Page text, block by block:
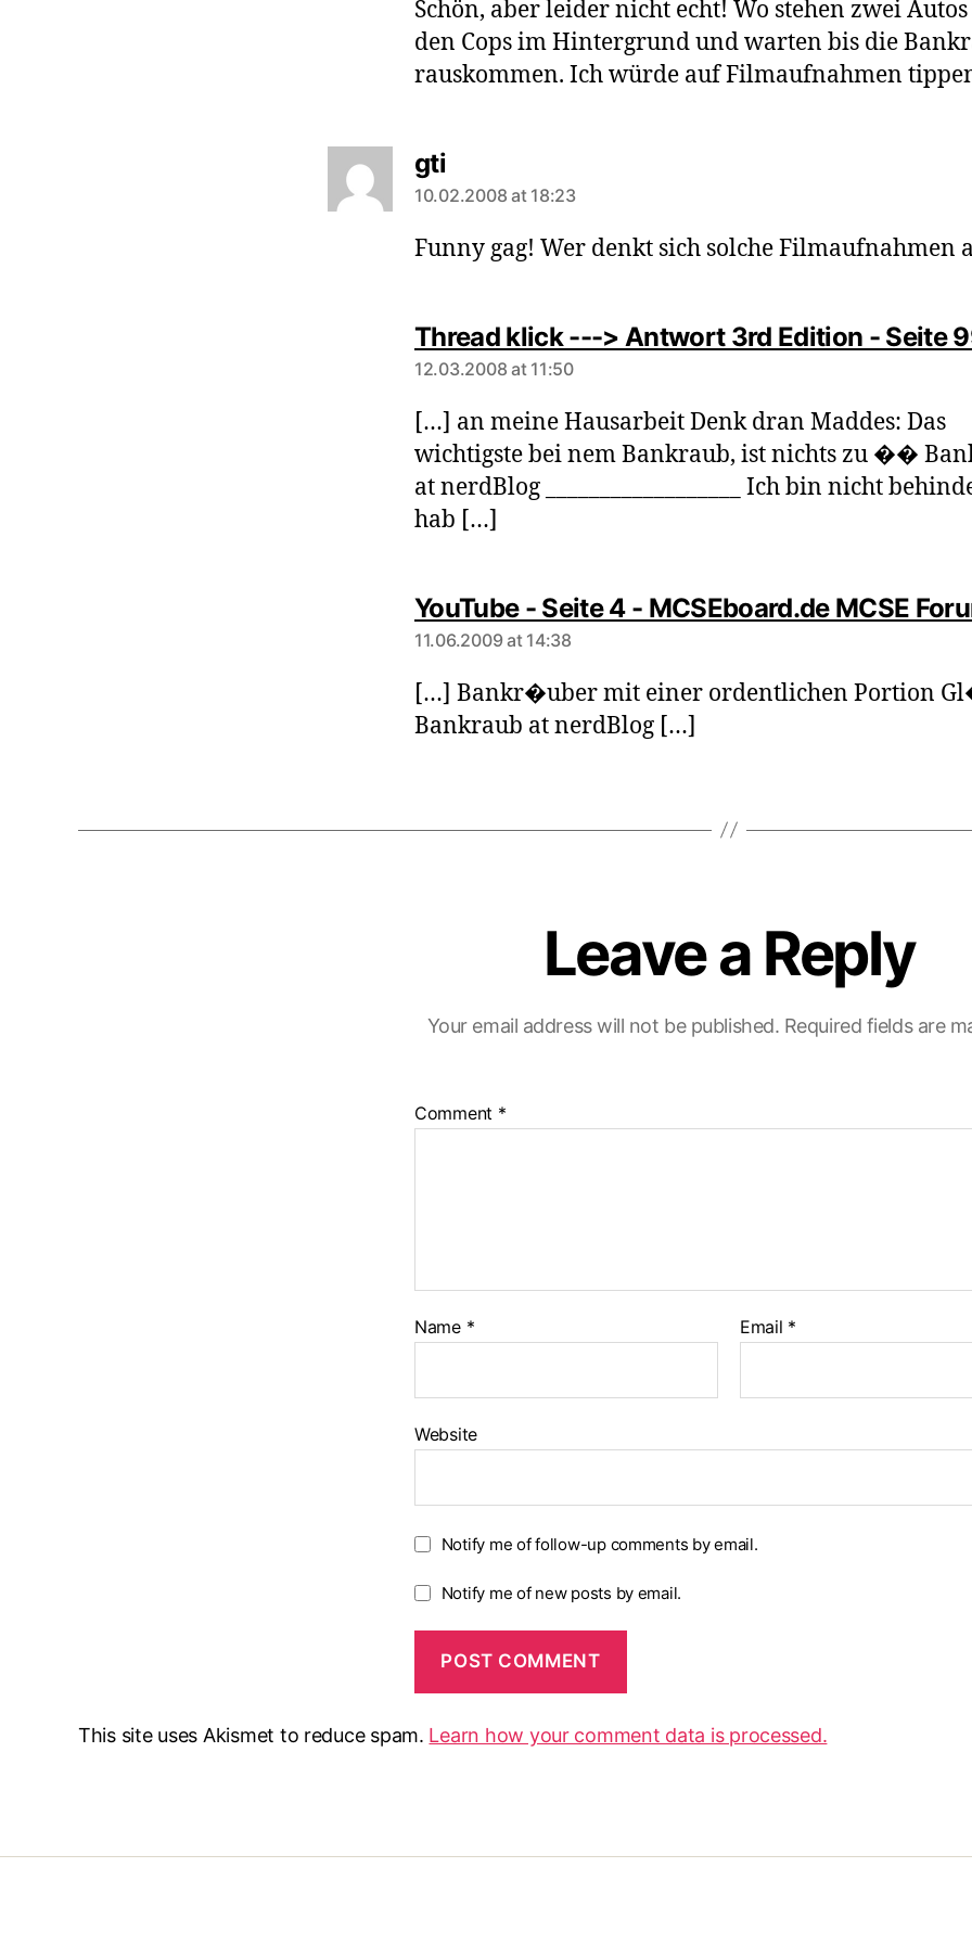
Schön, aber leider nicht echt! Wo stehen zwei
den Cops im Hintergrund und warten bis die
rauskommen. Ich würde auf Filmaufnahmen
gtisays:
10.02.2008 at 18:23
Funny gag! Wer denkt sich solche Filmaufnahmen
Thread klick ---> Antwort 3rd Edition - Seite
12.03.2008 at 11:50
[…] an meine Hausarbeit Denk dran Maddes: Das
wichtigste bei nem Bankraub, ist nichts zu ��
at nerdBlog __________________ Ich bin nicht
hab […]
YouTube - Seite 4 - MCSEboard.de MCSE
11.06.2009 at 14:38
[…] Bankr�uber mit einer ordentlichen Portion
Bankraub at nerdBlog […]
Leave a Reply
Your email address will not be published. Required fields are
Comment *
Name * Email *
Website
Notify me of follow-up comments by email.
Notify me of new posts by email.
This site uses Akismet to reduce spam. Learn how your comment data is processed.